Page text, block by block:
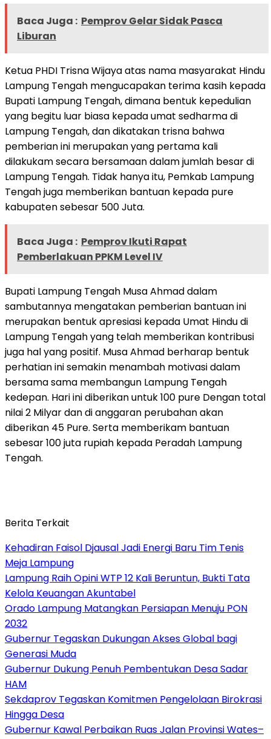
Baca Juga : Pemprov Gelar Sidak Pasca
Liburan
Ketua PHDI Trisna Wijaya atas nama masyarakat Hindu
Lampung Tengah mengucapakan terima kasih kepada
Bupati Lampung Tengah, dimana bentuk kepedulian
yang begitu luar biasa kepada umat sedharma di
Lampung Tengah, dan dikatakan trisna bahwa
pemberian ini merupakan yang pertama kali
dilakukam secara bersamaan dalam jumlah besar di
Lampung Tengah. Tidak hanya itu, Pemkab Lampung
Tengah juga memberikan bantuan kepada pure
kabupaten sebesar 500 Juta.
Baca Juga : Pemprov Ikuti Rapat
Pemberlakuan PPKM Level IV
Bupati Lampung Tengah Musa Ahmad dalam
sambutannya mengatakan pemberian bantuan ini
merupakan bentuk apresiasi kepada Umat Hindu di
Lampung Tengah yang telah memberikan kontribusi
juga hal yang positif. Musa Ahmad berharap bentuk
perhatian ini semakin menambah motivasi dalam
bersama sama membangun Lampung Tengah
kedepan. Hari ini diberikan untuk 100 pure Dengan total
nilai 2 Milyar dan di anggaran perubahan akan
diberikan 45 Pure. Serta memberikam bantuan
sebesar 100 juta rupiah kepada Peradah Lampung
Tengah.
Berita Terkait
Kehadiran Faisol Djausal Jadi Energi Baru Tim Tenis
Meja Lampung
Lampung Raih Opini WTP 12 Kali Beruntun, Bukti Tata
Kelola Keuangan Akuntabel
Orado Lampung Matangkan Persiapan Menuju PON
2032
Gubernur Tegaskan Dukungan Akses Global bagi
Generasi Muda
Gubernur Dukung Penuh Pembentukan Desa Sadar
HAM
Sekdaprov Tegaskan Komitmen Pengelolaan Birokrasi
Hingga Desa
Gubernur Kawal Perbaikan Ruas Jalan Provinsi Wates–